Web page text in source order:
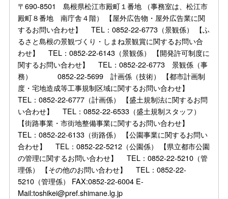
〒690-8501 島根県松江市殿町１番地 （事務室は、松江市
殿町８番地 南庁舎４階） 【屋外広告物・屋外広告業に関
するお問い合わせ】 TEL：0852-22-6773（景観係） 【ふ
るさと島根の景観づくり・しまね景観賞に関するお問い合
わせ】 TEL：0852-22-6143（景観係） 【開発許可制度に
関するお問い合わせ】 TEL：0852-22-6773 景観係（事
務） 0852-22-5699 計画係（技術） 【都市計画制
度・宅地造成等工事規制区域に関するお問い合わせ】
TEL：0852-22-6777（計画係） 【盛土規制法に関するお問
い合わせ】 TEL：0852-22-6533（盛土規制スタッフ）
【街路事業・市街地整備事業に関するお問い合わせ】
TEL：0852-22-6133（街路係） 【公園事業に関するお問い
合わせ】 TEL：0852-22-5212（公園係） 【県立都市公園
の管理に関するお問い合わせ】 TEL：0852-22-5210（管
理係） 【その他のお問い合わせ】 TEL：0852-22-
5210（管理係） FAX:0852-22-6004 E-
Mail:toshikei@pref.shimane.lg.jp